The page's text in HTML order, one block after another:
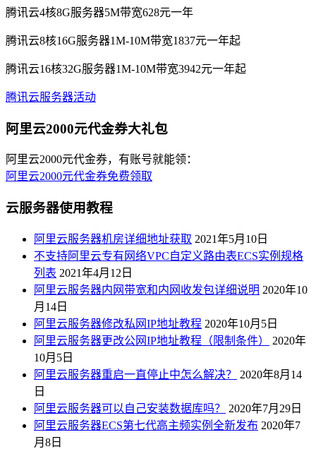
腾讯云4核8G服务器5M带宽628元一年
腾讯云8核16G服务器1M-10M带宽1837元一年起
腾讯云16核32G服务器1M-10M带宽3942元一年起
腾讯云服务器活动
阿里云2000元代金券大礼包
阿里云2000元代金券，有账号就能领：
阿里云2000元代金券免费领取
云服务器使用教程
阿里云服务器机房详细地址获取 2021年5月10日
不支持阿里云专有网络VPC自定义路由表ECS实例规格
列表 2021年4月12日
阿里云服务器内网带宽和内网收发包详细说明 2020年10
月14日
阿里云服务器修改私网IP地址教程 2020年10月5日
阿里云服务器更改公网IP地址教程（限制条件）
2020年
10月5日
阿里云服务器重启一直停止中怎么解决？
2020年8月14
日
阿里云服务器可以自己安装数据库吗？
2020年7月29日
阿里云服务器ECS第七代高主频实例全新发布 2020年7
月8日